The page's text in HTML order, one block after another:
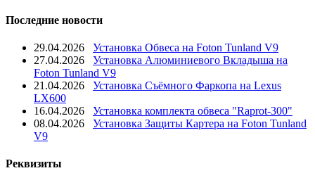
Последние новости
29.04.2026
Установка Обвеса на Foton Tunland V9
27.04.2026
Установка Алюминиевого Вкладыша на
Foton Tunland V9
21.04.2026
Установка Съёмного Фаркопа на Lexus
LX600
16.04.2026
Установка комплекта обвеса "Raprot-300"
08.04.2026
Установка Защиты Картера на Foton Tunland
V9
Реквизиты